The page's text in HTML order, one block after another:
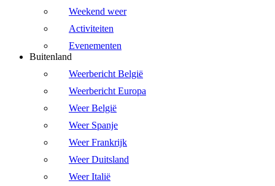
Weekend weer
Activiteiten
Evenementen
Buitenland
Weerbericht België
Weerbericht Europa
Weer België
Weer Spanje
Weer Frankrijk
Weer Duitsland
Weer Italië